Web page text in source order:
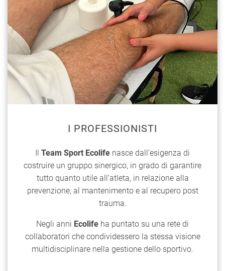
I PROFESSIONISTI
Il Team Sport Ecolife nasce dall’esigenza di
costruire un gruppo sinergico, in grado di garantire
tutto quanto utile all’atleta, in relazione alla
prevenzione, al mantenimento e al recupero post
trauma.
Negli anni Ecolife ha puntato su una rete di
collaboratori che condividessero la stessa visione
multidisciplinare nella gestione dello sportivo.